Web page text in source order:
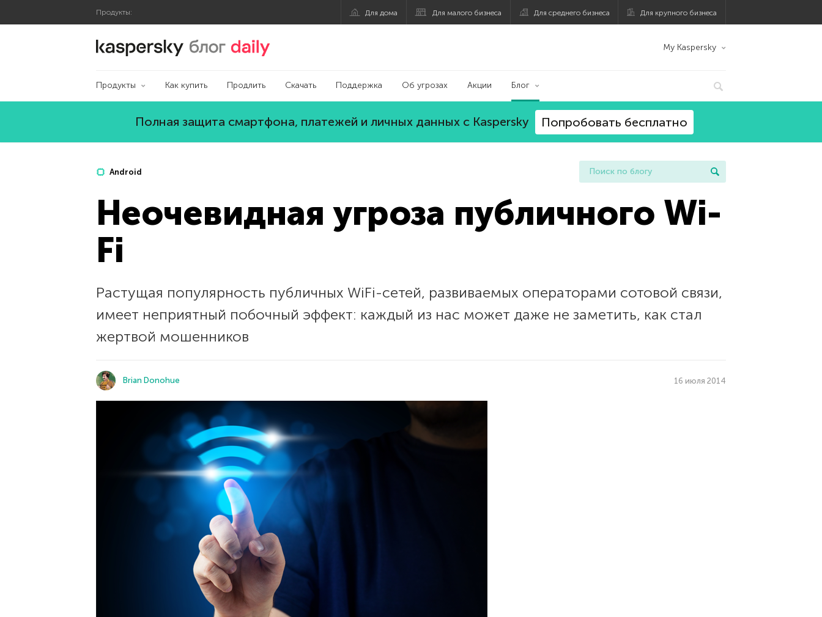
Продукты: Для дома Для малого бизнеса Для среднего бизнеса Для крупного бизнеса
Блог Касперского My Kaspersky
Продукты Как купить Продлить Скачать Поддержка Об угрозах Акции Блог
Полная защита смартфона, платежей и личных данных с Kaspersky Попробовать бесплатно
Android
Неочевидная угроза публичного Wi-
Fi
Растущая популярность публичных WiFi-сетей, развиваемых операторами сотовой связи,
имеет неприятный побочный эффект: каждый из нас может даже не заметить, как стал
жертвой мошенников
Brian Donohue 16 июля 2014